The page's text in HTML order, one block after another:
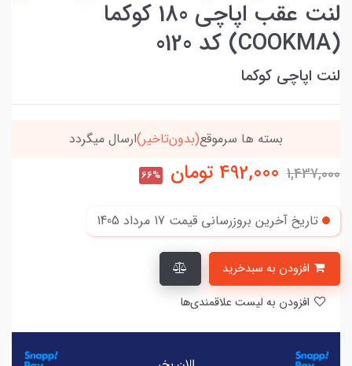
لنت عقب اپاچی 180 کوکما
(COOKMA) کد 0120
لنت اپاچی کوکما
خریدتو به5میلیون
1,437,000
492,000 تومان 66%
تاریخ آخرین بروزرسانی قیمت 17 مرداد 1405